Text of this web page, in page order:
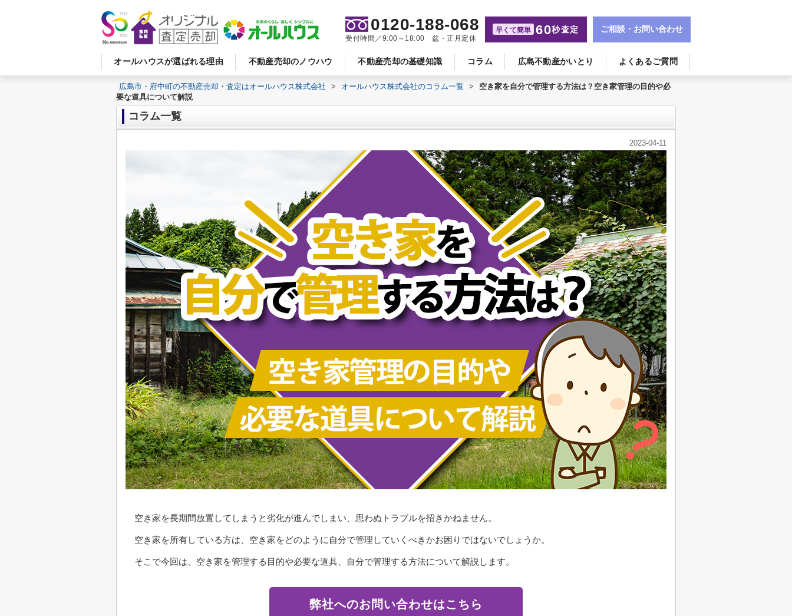
オールハウスが選ばれる理由 不動産売却のノウハウ 不動産売却の基礎知識 コラム 広島不動産かいとり よくあるご質問
0120-188-068
受付時間／9:00～18:00 盆・正月定休
早くて簡単 60秒査定 ご相談・お問い合わせ
広島市・府中町の不動産売却・査定はオールハウス株式会社 > オールハウス株式会社のコラム一覧 >
空き家を自分で管理する方法は？空き家管理の目的や必
要な道具について解説
コラム一覧
2023-04-11
空き家を長期間放置してしまうと劣化が進んでしまい、思わぬトラブルを招きかねません。
空き家を所有している方は、空き家をどのように自分で管理していくべきかお困りではないでしょうか。
そこで今回は、空き家を管理する目的や必要な道具、自分で管理する方法について解説します。
弊社へのお問い合わせはこちら